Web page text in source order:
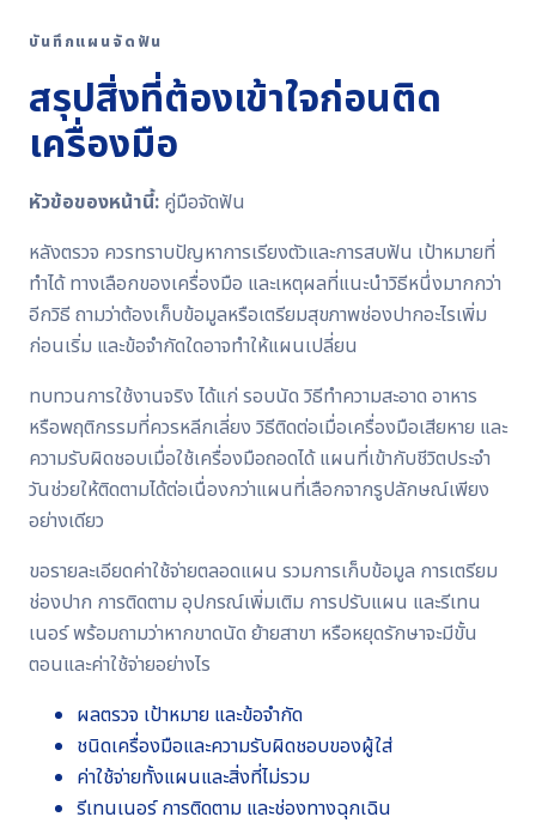
บันทึกแผนจัดฟัน
สรุปสิ่งที่ต้องเข้าใจก่อนติด
เครื่องมือ
หัวข้อของหน้านี้: คู่มือจัดฟัน
หลังตรวจ ควรทราบปัญหาการเรียงตัวและการสบฟัน เป้าหมายที่
ทำได้ ทางเลือกของเครื่องมือ และเหตุผลที่แนะนำวิธีหนึ่งมากกว่า
อีกวิธี ถามว่าต้องเก็บข้อมูลหรือเตรียมสุขภาพช่องปากอะไรเพิ่ม
ก่อนเริ่ม และข้อจำกัดใดอาจทำให้แผนเปลี่ยน
ทบทวนการใช้งานจริง ได้แก่ รอบนัด วิธีทำความสะอาด อาหาร
หรือพฤติกรรมที่ควรหลีกเลี่ยง วิธีติดต่อเมื่อเครื่องมือเสียหาย และ
ความรับผิดชอบเมื่อใช้เครื่องมือถอดได้ แผนที่เข้ากับชีวิตประจำ
วันช่วยให้ติดตามได้ต่อเนื่องกว่าแผนที่เลือกจากรูปลักษณ์เพียง
อย่างเดียว
ขอรายละเอียดค่าใช้จ่ายตลอดแผน รวมการเก็บข้อมูล การเตรียม
ช่องปาก การติดตาม อุปกรณ์เพิ่มเติม การปรับแผน และรีเทน
เนอร์ พร้อมถามว่าหากขาดนัด ย้ายสาขา หรือหยุดรักษาจะมีขั้น
ตอนและค่าใช้จ่ายอย่างไร
ผลตรวจ เป้าหมาย และข้อจำกัด
ชนิดเครื่องมือและความรับผิดชอบของผู้ใส่
ค่าใช้จ่ายทั้งแผนและสิ่งที่ไม่รวม
รีเทนเนอร์ การติดตาม และช่องทางฉุกเฉิน